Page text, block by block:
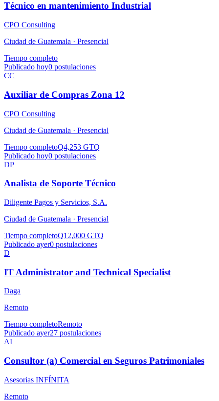
Técnico en mantenimiento Industrial
CPO Consulting
Ciudad de Guatemala · Presencial
Tiempo completo
Publicado hoy0 postulaciones
CC
Auxiliar de Compras Zona 12
CPO Consulting
Ciudad de Guatemala · Presencial
Tiempo completoQ4,253 GTQ
Publicado hoy0 postulaciones
DP
Analista de Soporte Técnico
Diligente Pagos y Servicios, S.A.
Ciudad de Guatemala · Presencial
Tiempo completoQ12,000 GTQ
Publicado ayer0 postulaciones
D
IT Administrator and Technical Specialist
Daga
Remoto
Tiempo completoRemoto
Publicado ayer27 postulaciones
AI
Consultor (a) Comercial en Seguros Patrimoniales
Asesorias INFÍNITA
Remoto